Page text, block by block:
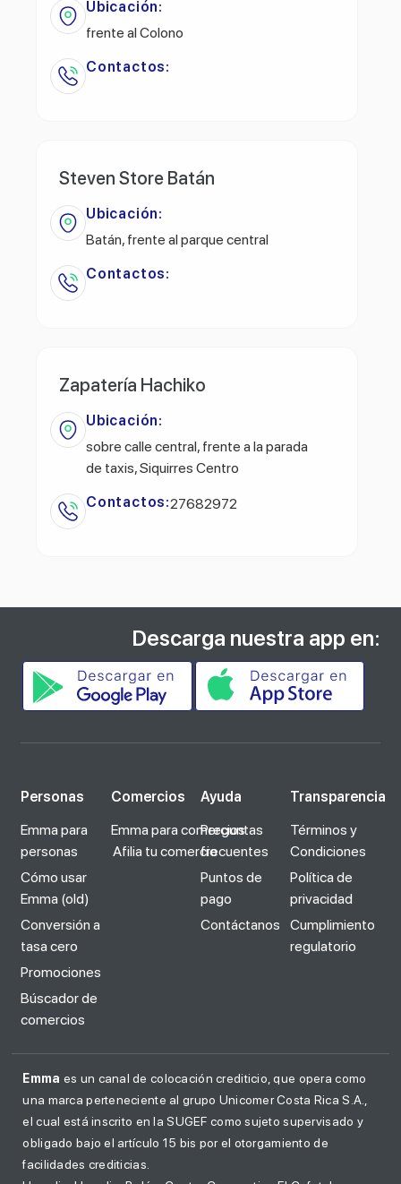
Ubicación:
frente al Colono
Contactos:
Steven Store Batán
Ubicación:
Batán, frente al parque central
Contactos:
Zapatería Hachiko
Ubicación:
sobre calle central, frente a la parada
de taxis, Siquirres Centro
Contactos:27682972
Descarga nuestra app en:
Personas
Emma para
personas
Cómo usar
Emma (old)
Conversión a
tasa cero
Promociones
Búscador de
comercios
Comercios
Emma para comercios
Afilia tu comercio
Ayuda
Preguntas
frecuentes
Puntos de
pago
Contáctanos
Transparencia
Términos y
Condiciones
Política de
privacidad
Cumplimiento
regulatorio
Emma es un canal de colocación crediticio, que opera como
una marca perteneciente al grupo Unicomer Costa Rica S.A.,
el cual está inscrito en la SUGEF como sujeto supervisado y
obligado bajo el artículo 15 bis por el otorgamiento de
facilidades crediticias.